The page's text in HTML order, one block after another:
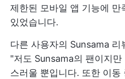
제한된 모바일 앱 기능에 만
있었습니다.
다른 사용자의 Sunsama 리
"저도 Sunsama의 팬이지
스러울 뿐입니다. 또한 이